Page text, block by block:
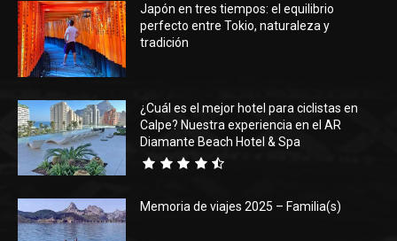
Japón en tres tiempos: el equilibrio
perfecto entre Tokio, naturaleza y
tradición
¿Cuál es el mejor hotel para ciclistas en
Calpe? Nuestra experiencia en el AR
Diamante Beach Hotel & Spa
Memoria de viajes 2025 – Familia(s)